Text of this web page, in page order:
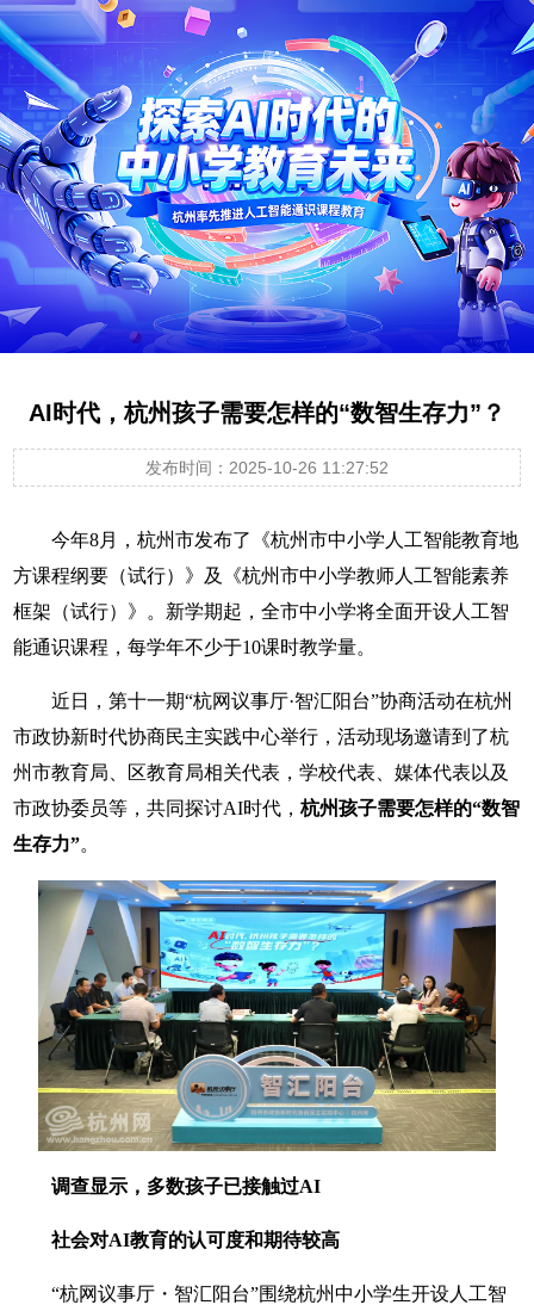
AI时代，杭州孩子需要怎样的“数智生存力”？
发布时间：2025-10-26 11:27:52
今年8月，杭州市发布了《杭州市中小学人工智能教育地
方课程纲要（试行）》及《杭州市中小学教师人工智能素养
框架（试行）》。新学期起，全市中小学将全面开设人工智
能通识课程，每学年不少于10课时教学量。
近日，第十一期“杭网议事厅·智汇阳台”协商活动在杭州
市政协新时代协商民主实践中心举行，活动现场邀请到了杭
州市教育局、区教育局相关代表，学校代表、媒体代表 以及
市政协委员等，共同探讨AI时代，杭州孩子需要怎样的“数智
生存力”。
调查显示，多数孩子已接触过AI
社会对AI教育的认可度和期待较高
“杭网议事厅・智汇阳台”围绕杭州中小学生开设人工智